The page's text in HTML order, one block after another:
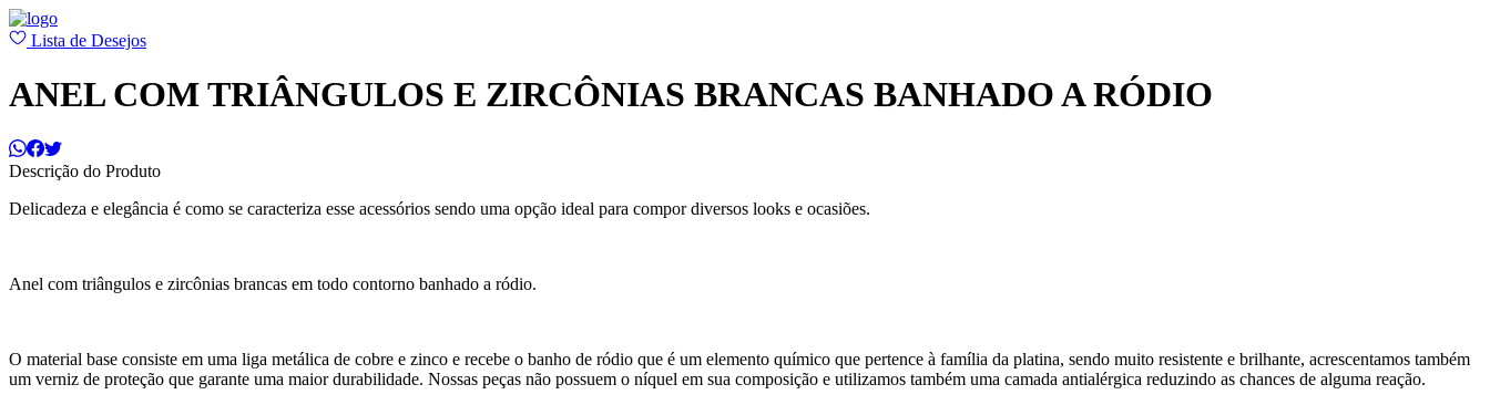
Lista de Desejos
ANEL COM TRIÂNGULOS E ZIRCÔNIAS BRANCAS BANHADO A RÓDIO
Descrição do Produto
Delicadeza e elegância é como se caracteriza esse acessórios sendo uma opção ideal para compor diversos looks e ocasiões.
Anel com triângulos e zircônias brancas em todo contorno banhado a ródio.
O material base consiste em uma liga metálica de cobre e zinco e recebe o banho de ródio que é um elemento químico que pertence à família da platina, sendo muito resistente e brilhante, acrescentamos também
um verniz de proteção que garante uma maior durabilidade. Nossas peças não possuem o níquel em sua composição e utilizamos também uma camada antialérgica reduzindo as chances de alguma reação.